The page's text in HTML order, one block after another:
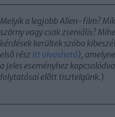
Melyik a legjobb Alien-film?
szörny vagy csak zseniális?
kérdések kerültek szóba
első rész itt olvasható),
a jeles eseményhez kapcsolódva
folytatásai előtt tisztelgünk.)